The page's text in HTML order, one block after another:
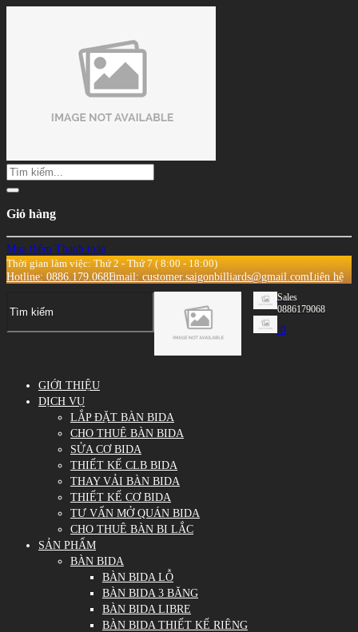
Giỏ hàng
Mua thêm Thanh toán
Thời gian làm việc: Thứ 2 - Thứ 7 ( 8:00 - 18:00)
Hotline: 0886.179.068Email: customer.saigonbilliards@gmail.comLiên hệ
Sales
0886179068
0
GIỚI THIỆU
DỊCH VỤ
LẮP ĐẶT BÀN BIDA
CHO THUÊ BÀN BIDA
SỬA CƠ BIDA
THIẾT KẾ CLB BIDA
THAY VẢI BÀN BIDA
THIẾT KẾ CƠ BIDA
TƯ VẤN MỞ QUÁN BIDA
CHO THUÊ BÀN BI LẮC
SẢN PHẨM
BÀN BIDA
BÀN BIDA LỖ
BÀN BIDA 3 BĂNG
BÀN BIDA LIBRE
BÀN BIDA THIẾT KẾ RIÊNG